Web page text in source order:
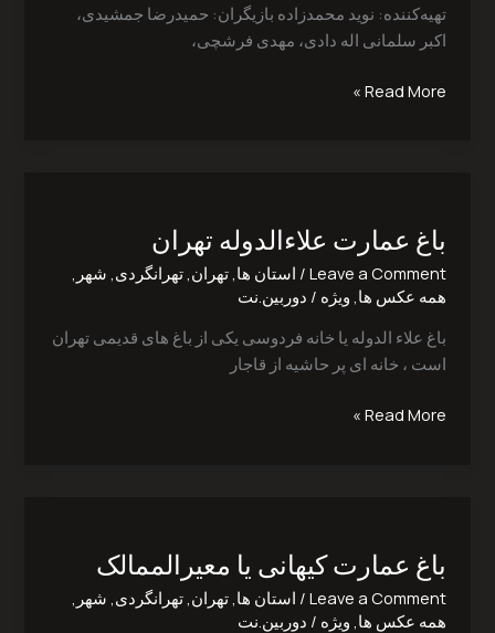
تهیه‌کننده: نوید ‌محمدزاده بازیگران: حمیدرضا ‌جمشیدی،
اکبر سلمانی اله دادی، مهدی ‌فرشچی،
Read More »
باغ عمارت علاءالدوله تهران
Leave a Comment
/ استان ها ,تهران ,تهرانگردی شهر
همه عکس ها ویژه / دوربین.نت
باغ علاء الدوله یا خانه فردوسی یکی از باغ های قدیمی تهران
است ، خانه ای پر حاشیه از قاجار
علاءالدوله
تهران
Read More »
باغ عمارت کیهانی یا معیرالممالک
Leave a Comment
/ استان ها ,تهران ,تهرانگردی شهر
همه عکس ها ویژه / دوربین.نت
کیهانی
یا
معیرالممالک